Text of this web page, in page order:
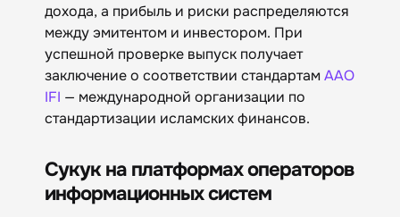
дохода, а прибыль и риски распределяются
между эмитентом и инвестором. При
успешной проверке выпуск получает
заключение о соответствии стандартамAAO
IFI — международной организации по
стандартизации исламских финансов.
Сукук на платформах операторов
информационных систем